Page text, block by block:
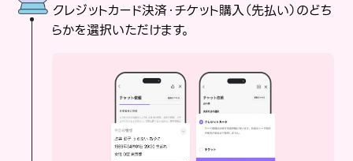
クレジットカード決済・チケット購入（先払い）のどち
らかを選択いただけます。